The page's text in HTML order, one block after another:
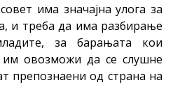
има значајна улога за
и треба да има разбирање
за барањата кои
овозможи да се слушне
препознаени од страна на